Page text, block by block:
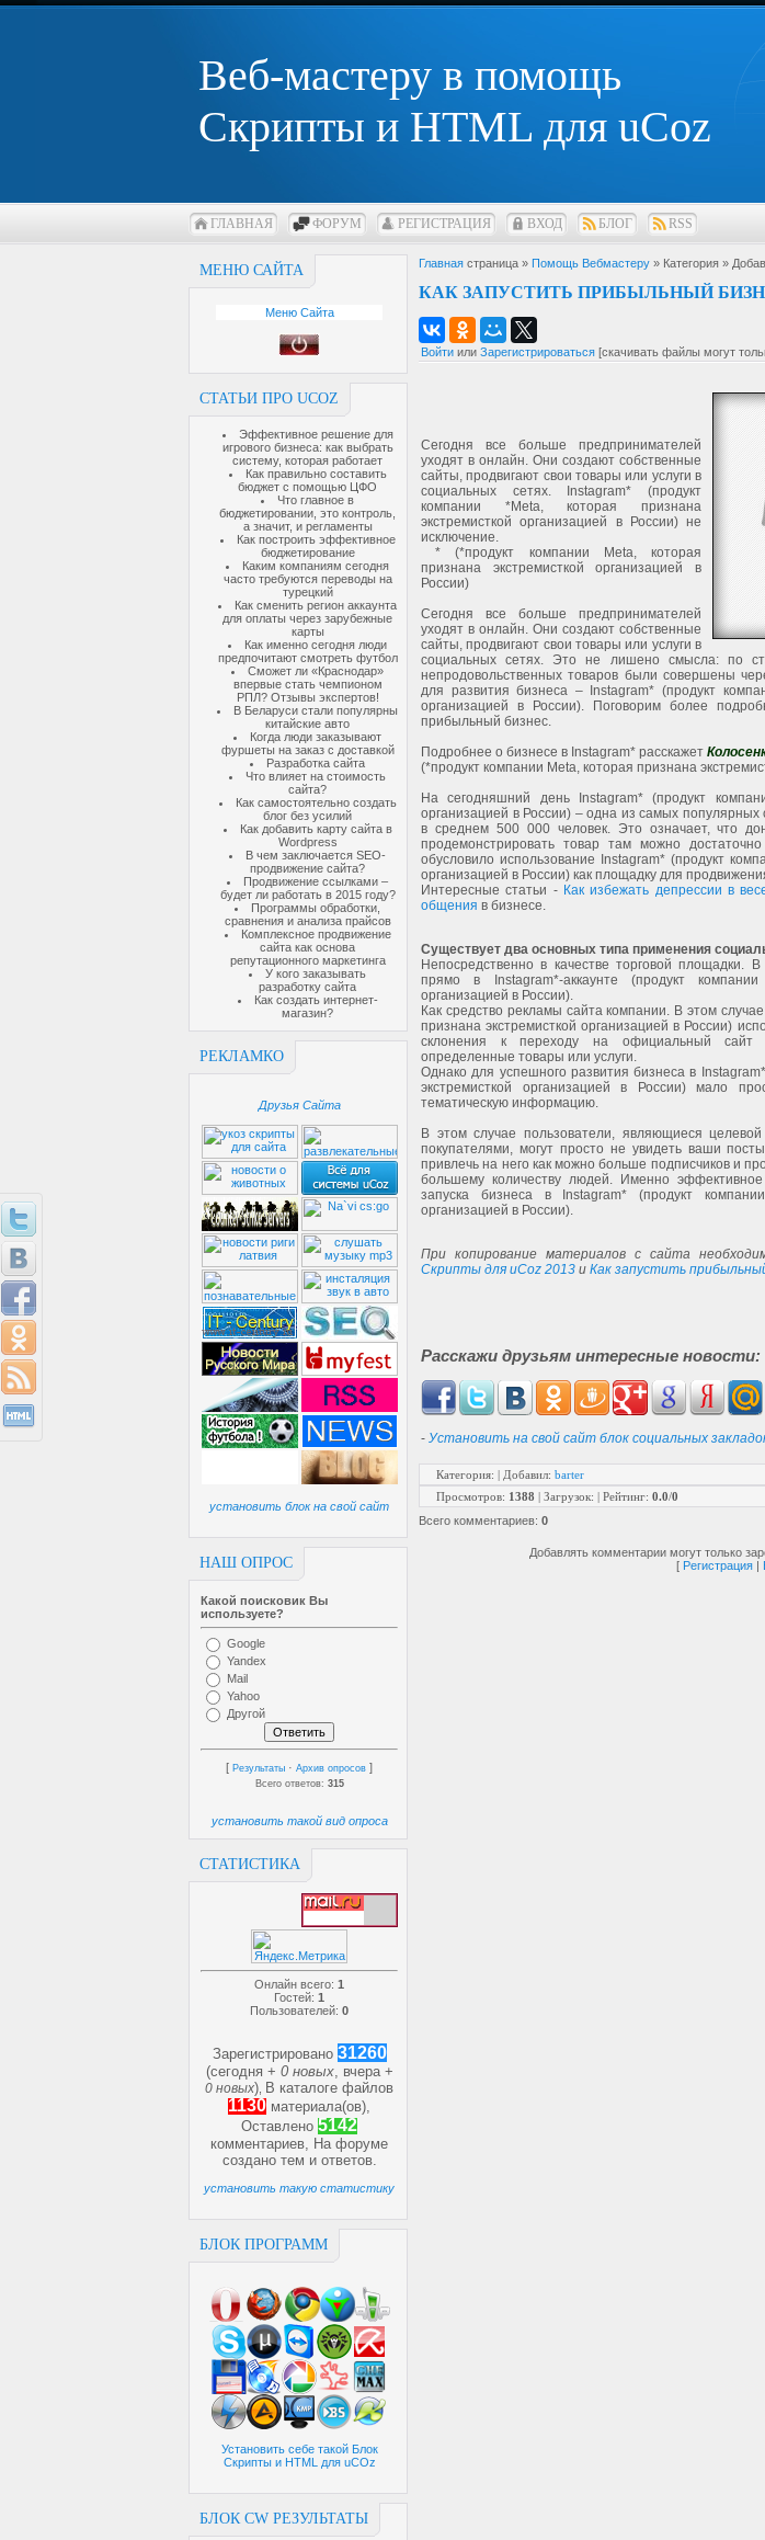
Веб-мастеру в помощь
Скрипты и HTML для uCoz
ГЛАВНАЯ ФОРУМ РЕГИСТРАЦИЯ ВХОД БЛОГ RSS
МЕНЮ САЙТА
Меню Сайта
СТАТЬИ ПРО UCOZ
Эффективное решение для
игрового бизнеса: как выбрать
систему, которая работает
Как правильно составить
бюджет с помощью ЦФО
Что главное в
бюджетировании, это контроль,
а значит, и регламенты
Как построить эффективное
бюджетирование
Каким компаниям сегодня
часто требуются переводы на
турецкий
Как сменить регион аккаунта
для оплаты через зарубежные
карты
Как именно сегодня люди
предпочитают смотреть футбол
Сможет ли «Краснодар»
впервые стать чемпионом
РПЛ? Отзывы экспертов!
В Беларуси стали популярны
китайские авто
Когда люди заказывают
фуршеты на заказ с доставкой
Разработка сайта
Что влияет на стоимость
сайта?
Как самостоятельно создать
блог без усилий
Как добавить карту сайта в
Wordpress
В чем заключается SEO-
продвижение сайта?
Продвижение ссылками –
будет ли работать в 2015 году?
Программы обработки,
сравнения и анализа прайсов
Комплексное продвижение
сайта как основа
репутационного маркетинга
У кого заказывать
разработку сайта
Как создать интернет-
магазин?
РЕКЛАМКО
Друзья Сайта
установить блок на свой сайт
НАШ ОПРОС
Какой поисковик Вы
используете?
Google
Yandex
Mail
Yahoo
Другой
[ Результаты · Архив опросов ]
Всего ответов: 315
установить такой вид опроса
СТАТИСТИКА
Онлайн всего: 1
Гостей: 1
Пользователей: 0
Зарегистрировано 31260
(сегодня + 0 новых, вчера +
0 новых) В каталоге файлов
1130 материала(ов),
Оставлено 5142
комментариев, На форуме
создано тем и ответов.
установить такую статистику
БЛОК ПРОГРАММ
Установить себе такой Блок
Скрипты и HTML для uCOz
БЛОК CW РЕЗУЛЬТАТЫ
Главная страница » Помощь Вебмастеру » Категория »
КАК ЗАПУСТИТЬ ПРИБЫЛЬНЫЙ
Войти или Зарегистрироваться [скачивать файлы могут
Сегодня все больше предпринимателей
уходят в онлайн. Они создают собственные
сайты, продвигают свои товары или услуги в
социальных сетях. Instagram* (продукт
компании *Meta, которая признана
экстремисткой организацией в России) не
исключение.
* (*продукт компании Meta, которая
признана экстремисткой организацией в
России)
Сегодня все больше предпринимателей
уходят в онлайн. Они создают собственные
сайты, продвигают свои товары или услуги в
социальных сетях. Это не лишено смысла: по
непродовольственных товаров были совершены
для развития бизнеса – Instagram* (продукт
организацией в России). Поговорим более
прибыльный бизнес.
Подробнее о бизнесе в Instagram* расскажет
(*продукт компании Meta, которая признана
На сегодняшний день Instagram* (продукт
организацией в России) – одна из самых
в среднем 500 000 человек. Это означает, что
продемонстрировать товар там можно
обусловило использование Instagram* (продукт
организацией в России) как площадку для
Интересные статьи - Как избежать депрессии в
общения в бизнесе.
Существует два основных типа применения
Непосредственно в качестве торговой площадки.
прямо в Instagram*-аккаунте (продукт
организацией в России).
Как средство рекламы сайта компании. В этом
признана экстремисткой организацией в России)
склонения к переходу на официальный сайт
определенные товары или услуги.
Однако для успешного развития бизнеса в
экстремисткой организацией в России) мало
тематическую информацию.
В этом случае пользователи, являющиеся
покупателями, могут просто не увидеть ваши
привлечь на него как можно больше подписчиков и
большему количеству людей. Именно
запуска бизнеса в Instagram* (продукт
организацией в России).
При копирование материалов с сайта
Скрипты для uCoz 2013 и Как запустить
Расскажи друзьям интересные новости:
- Установить на свой сайт блок социальных
Категория: | Добавил: barter
Просмотров: 1388 | Загрузок: | Рейтинг: 0.0/0
Всего комментариев: 0
Добавлять комментарии могут только
[ Регистрация |